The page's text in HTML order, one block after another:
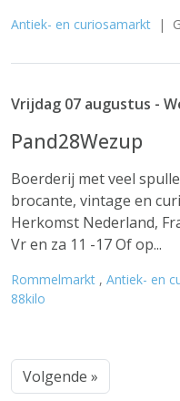
Antiek- en curiosamarkt |
Vrijdag 07 augustus -
Pand28Wezup
Boerderij met veel
brocante, vintage en
Herkomst Nederland,
Vr en za 11 -17 Of op...
Rommelmarkt , Antiek- en
88kilo
Volgende »